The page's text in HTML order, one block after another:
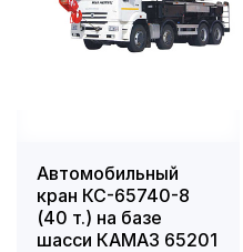
Тип кабины
Тип разгрузки
Автомобильный
кран КС-65740-8
(40 т.) на базе
шасси КАМАЗ 65201